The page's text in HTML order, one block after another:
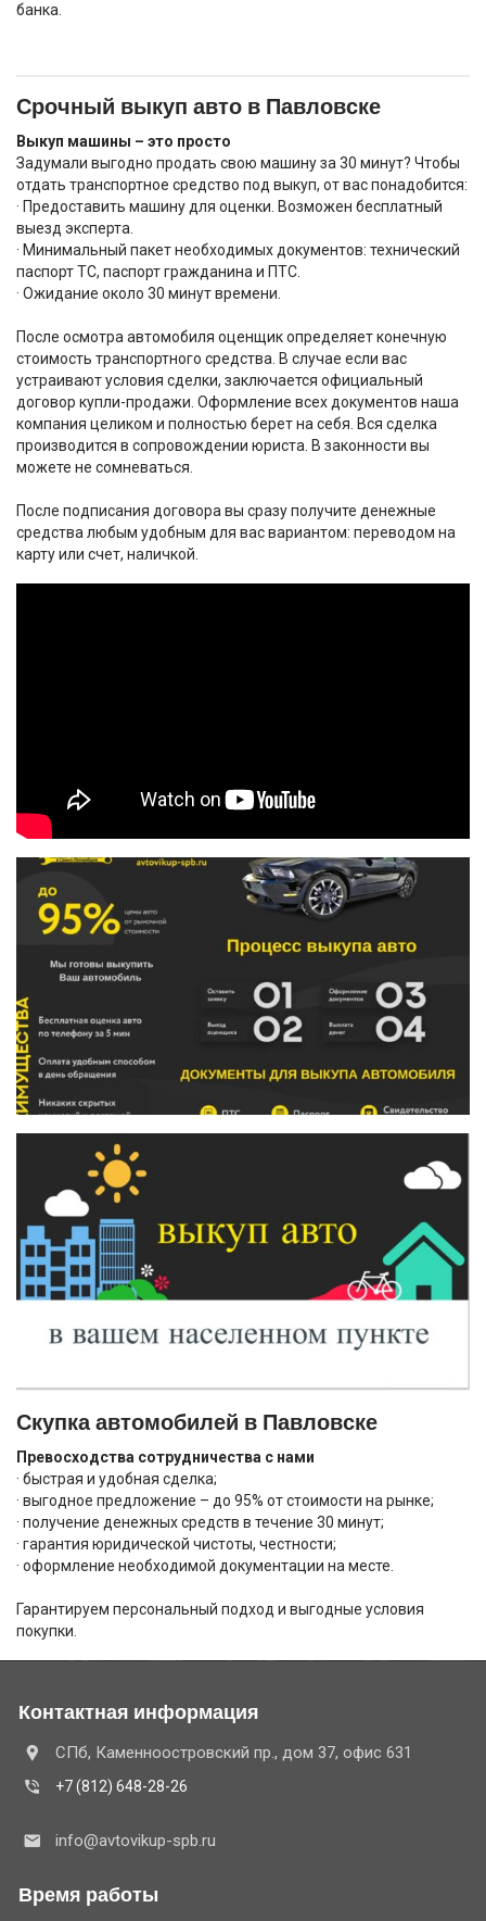
банка.
Срочный выкуп авто в Павловске
Выкуп машины – это просто
Задумали выгодно продать свою машину за 30 минут? Чтобы
отдать транспортное средство под выкуп, от вас понадобится:
· Предоставить машину для оценки. Возможен бесплатный
выезд эксперта.
· Минимальный пакет необходимых документов: технический
паспорт ТС, паспорт гражданина и ПТС.
· Ожидание около 30 минут времени.
После осмотра автомобиля оценщик определяет конечную
стоимость транспортного средства. В случае если вас
устраивают условия сделки, заключается официальный
договор купли-продажи. Оформление всех документов наша
компания целиком и полностью берет на себя. Вся сделка
производится в сопровождении юриста. В законности вы
можете не сомневаться.
После подписания договора вы сразу получите денежные
средства любым удобным для вас вариантом: переводом на
карту или счет, наличкой.
Скупка автомобилей в Павловске
Превосходства сотрудничества с нами
· быстрая и удобная сделка;
· выгодное предложение – до 95% от стоимости на рынке;
· получение денежных средств в течение 30 минут;
· гарантия юридической чистоты, честности;
· оформление необходимой документации на месте.
Гарантируем персональный подход и выгодные условия
покупки.
Контактная информация
СПб, Каменноостровский пр., дом 37, офис 631
+7 (812) 648-28-26
info@avtovikup-spb.ru
Время работы